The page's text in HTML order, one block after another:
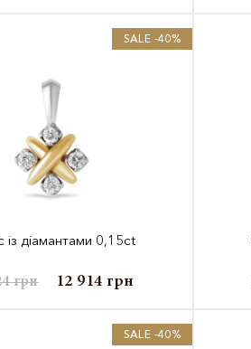
SALE -40%
із діамантами 0,15ct
грн 12 914 грн
SALE -40%